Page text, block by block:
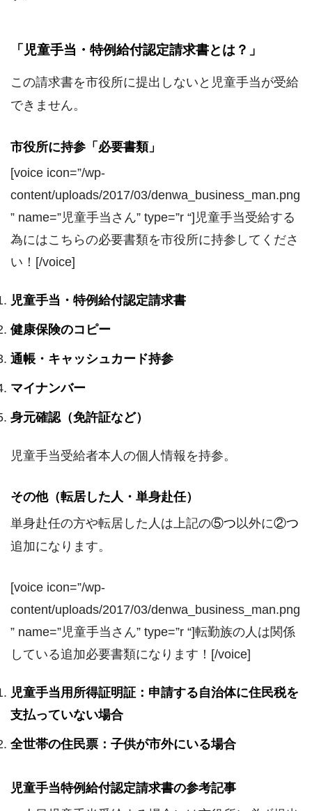
「児童手当・特例給付認定請求書とは？」
この請求書を市役所に提出しないと児童手当が受給
できません。
市役所に持参「必要書類」
[voice icon=”/wp-
content/uploads/2017/03/denwa_business_man.png
” name=”児童手当さん” type=”r “]児童手当受給する
為にはこちらの必要書類を市役所に持参してくださ
い！[/voice]
児童手当・特例給付認定請求書
健康保険のコピー
通帳・キャッシュカード持参
マイナンバー
身元確認（免許証など）
児童手当受給者本人の個人情報を持参。
その他（転居した人・単身赴任）
単身赴任の方や転居した人は上記の⑤つ 以外に②つ
追加になります。
[voice icon=”/wp-
content/uploads/2017/03/denwa_business_man.png
” name=”児童手当さん” type=”r “]転勤族の人は関係
している追加必要書類になります！[/voice]
児童手当用所得証明証：申請する自治体に住民税を
支払っていない場合
全世帯の住民票：子供が市外にいる場合
児童手当特例給付認定請求書の参考記事